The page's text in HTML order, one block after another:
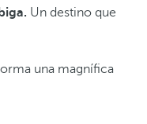
Un destino que
una magnífica